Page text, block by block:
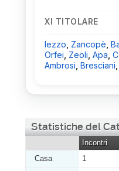
XI TITOLARE
Iezzo Zancopè
Orfei Zeoli Apa
Ambrosi Bresciani
Statistiche del
Incontri
Casa
1